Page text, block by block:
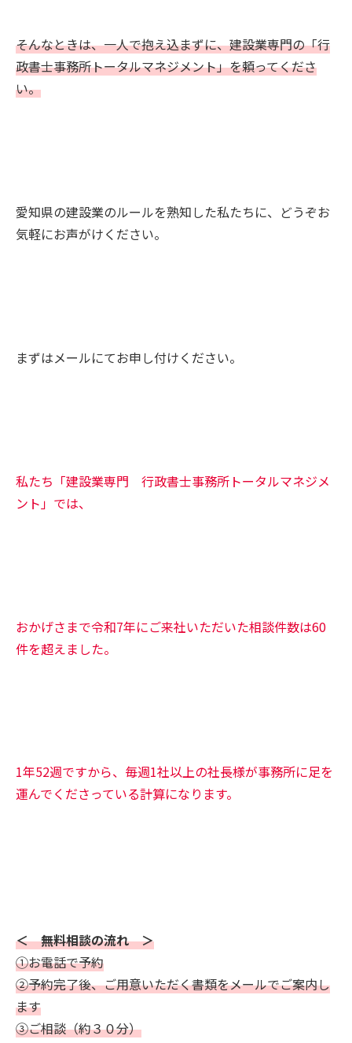
そんなときは、一人で抱え込まずに、建設業専門の「行
政書士事務所トータルマネジメント」を頼ってくださ
い。
愛知県の建設業のルールを熟知した私たちに、どうぞお
気軽にお声がけください。
まずはメールにてお申し付けください。
私たち「建設業専門 行政書士事務所トータルマネジメ
ント」では、
おかげさまで令和7年にご来社いただいた相談件数は60
件を超えました。
1年52週ですから、毎週1社以上の社長様が事務所に足を
運んでくださっている計算になります。
＜ 無料相談の流れ ＞
①お電話で予約
②予約完了後、ご用意いただく書類をメールでご案内し
ます
③ご相談（約３０分）